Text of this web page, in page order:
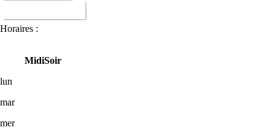
Horaires :
MidiSoir
lun
mar
mer